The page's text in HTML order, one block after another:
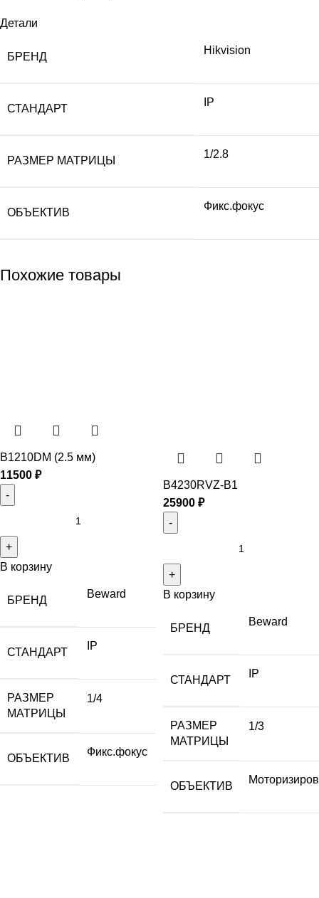
Детали
БРЕНД
Hikvision
СТАНДАРТ
IP
РАЗМЕР МАТРИЦЫ
1/2.8
ОБЪЕКТИВ
Фикс.фокус
Похожие товары
B1210DM (2.5 мм)
11500 ₽
В корзину
БРЕНД
Beward
СТАНДАРТ
IP
РАЗМЕР
МАТРИЦЫ
1/4
ОБЪЕКТИВ
Фикс.фокус
B4230RVZ-B1
25900 ₽
В корзину
БРЕНД
Beward
СТАНДАРТ
IP
РАЗМЕР
МАТРИЦЫ
1/3
ОБЪЕКТИВ